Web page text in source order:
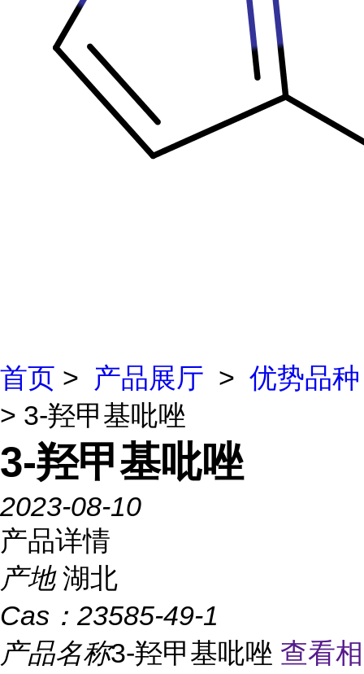
首页 > 产品展厅 > 优势品种
> 3-羟甲基吡唑
3-羟甲基吡唑
2023-08-10
产品详情
产地 湖北
Cas： 23585-49-1
产品名称3-羟甲基吡唑 查看相